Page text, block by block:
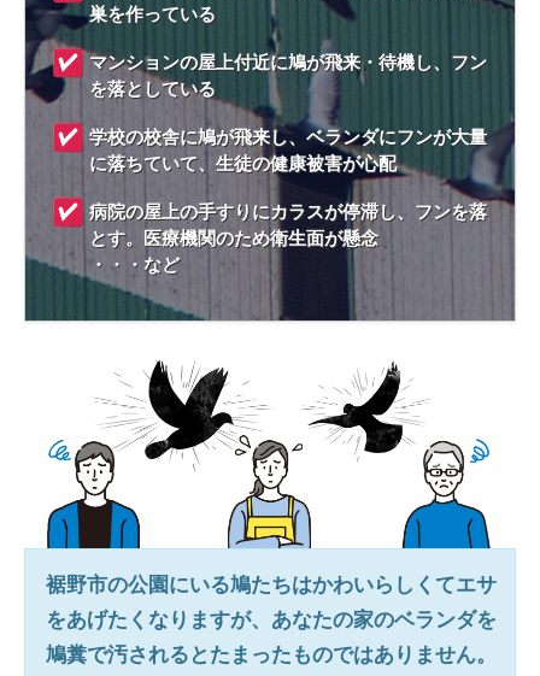
巣を作っている
マンションの屋上付近に鳩が飛来・待機し、フン
を落としている
学校の校舎に鳩が飛来し、ベランダにフンが大量
に落ちていて、生徒の健康被害が心配
病院の屋上の手すりにカラスが停滞し、フンを落
とす。医療機関のため衛生面が懸念
・・・など
裾野市の公園にいる鳩たちはかわいらしくてエサ
をあげたくなりますが、あなたの家のベランダを
鳩糞で汚されるとたまったものではありません。